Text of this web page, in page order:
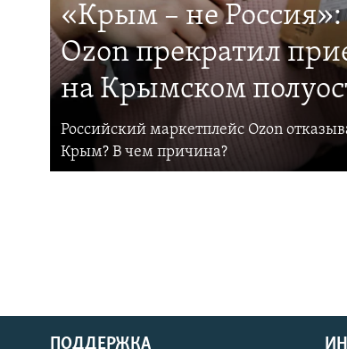
«Крым – не
Ozon прекратил
на Крымском
Российский маркетплейс Ozon
Крым? В чем причина?
ПОДДЕРЖКА